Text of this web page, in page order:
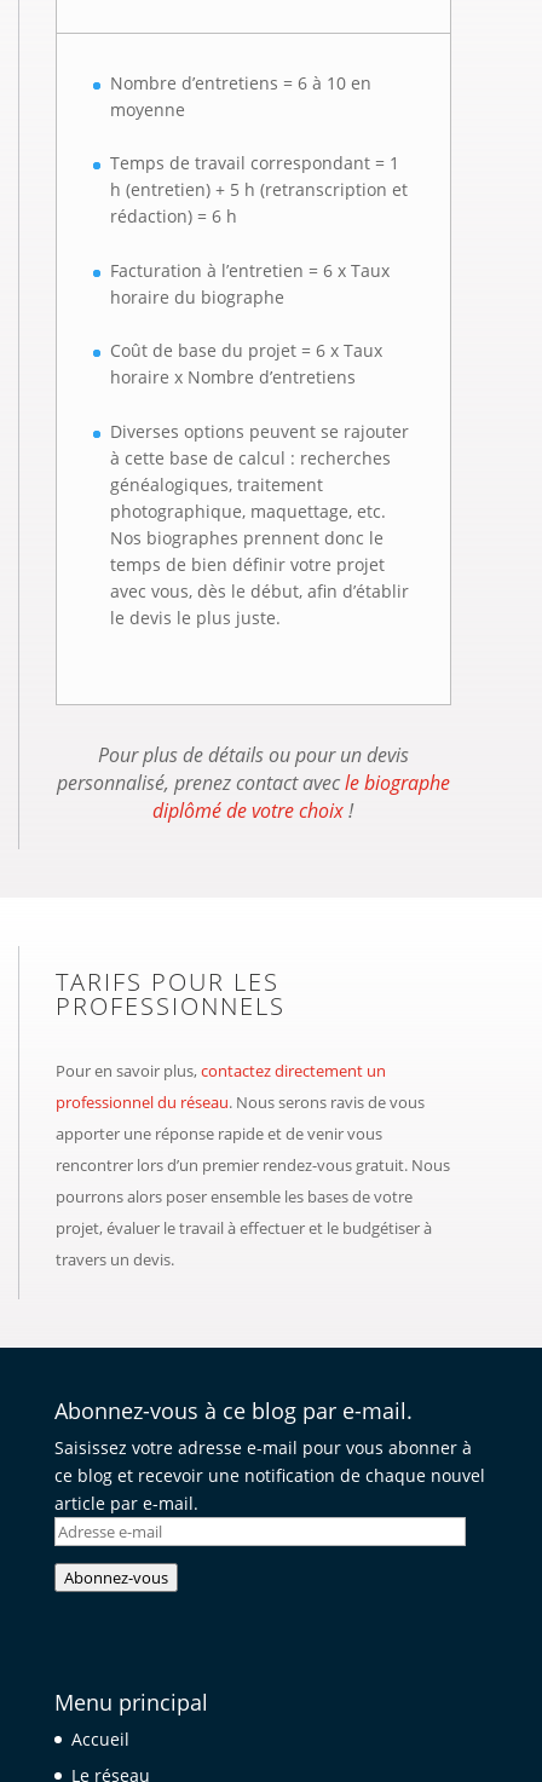
Nombre d’entretiens = 6 à 10 en
moyenne
Temps de travail correspondant = 1
h (entretien) + 5 h (retranscription et
rédaction) = 6 h
Facturation à l’entretien = 6 x Taux
horaire du biographe
Coût de base du projet = 6 x Taux
horaire x Nombre d’entretiens
Diverses options peuvent se rajouter
à cette base de calcul : recherches
généalogiques, traitement
photographique, maquettage, etc.
Nos biographes prennent donc le
temps de bien définir votre projet
avec vous, dès le début, afin d’établir
le devis le plus juste.
Pour plus de détails ou pour un devis
personnalisé, prenez contact avecle biographe
diplômé de votre choix!
TARIFS POUR LES
PROFESSIONNELS
Pour en savoir plus,contactez directement un
professionnel du réseau. Nous serons ravis de vous
apporter une réponse rapide et de venir vous
rencontrer lors d’un premier rendez-vous gratuit. Nous
pourrons alors poser ensemble les bases de votre
projet, évaluer le travail à effectuer et le budgétiser à
travers un devis.
Abonnez-vous à ce blog par e-mail.
Saisissez votre adresse e-mail pour vous abonner à
ce blog et recevoir une notification de chaque nouvel
article par e-mail.
Adresse
mail
Abonnez-vous
Menu principal
Accueil
Le réseau